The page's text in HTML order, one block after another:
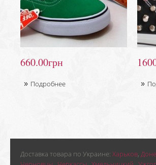
660.00грн
Подробнее
Доставка товара по Украине: Харьков,